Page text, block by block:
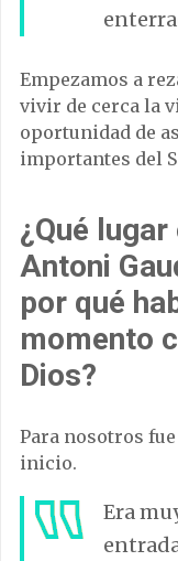
Empezamos a
vivir de cerca la
oportunidad de
importantes del
¿Qué
Antoni
por qué
momento
Dios?
Para nosotros
inicio.
Era